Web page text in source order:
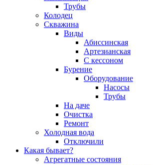
Трубы
Колодец
Скважина
Виды
Абиссинская
Артезианская
С кессоном
Бурение
Оборудование
Насосы
Трубы
На даче
Очистка
Ремонт
Холодная вода
Отключили
Какая бывает?
Агрегатные состояния